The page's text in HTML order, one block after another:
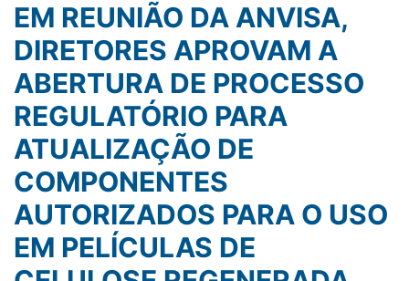
EM REUNIÃO DA ANVISA,
DIRETORES APROVAM A
ABERTURA DE PROCESSO
REGULATÓRIO PARA
ATUALIZAÇÃO DE
COMPONENTES
AUTORIZADOS PARA O USO
EM PELÍCULAS DE